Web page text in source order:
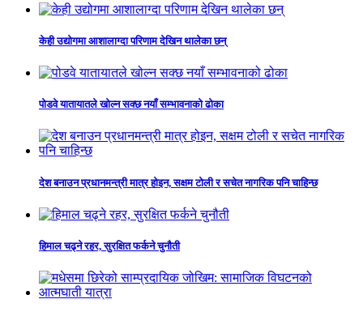
केही उद्योगमा आशालाग्दा परिणाम देखिन थालेका छन्
पोडवे यातायातले खोल्न सक्छ नयाँ सम्भावनाको ढोका
देश बनाउन प्रधानमन्त्री मात्र होइन, सक्षम टोली र सचेत नागरिक पनि चाहिन्छ
हिमाल चढ्ने रहर, सुरक्षित फर्कने चुनौती